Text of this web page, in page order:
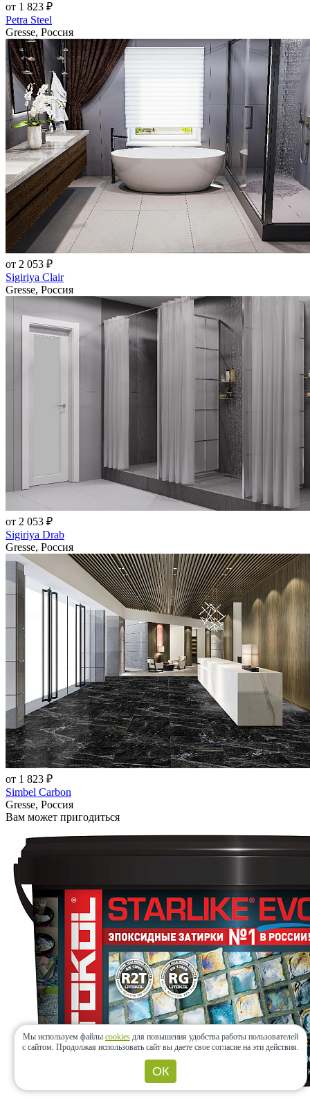
от 1 823 ₽
Petra Steel
Gresse, Россия
от 2 053 ₽
Sigiriya Clair
Gresse, Россия
от 2 053 ₽
Sigiriya Drab
Gresse, Россия
от 1 823 ₽
Simbel Carbon
Gresse, Россия
Вам может пригодиться
Мы используем файлы cookies для повышения удобства работы пользователей
с сайтом. Продолжая использовать сайт вы даете свое согласие на эти действия.
ОК